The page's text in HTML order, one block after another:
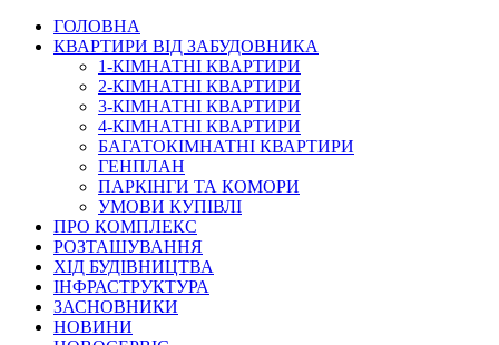
ГОЛОВНА
КВАРТИРИ ВІД ЗАБУДОВНИКА
1-КІМНАТНІ КВАРТИРИ
2-КІМНАТНІ КВАРТИРИ
3-КІМНАТНІ КВАРТИРИ
4-КІМНАТНІ КВАРТИРИ
БАГАТОКІМНАТНІ КВАРТИРИ
ГЕНПЛАН
ПАРКІНГИ ТА КОМОРИ
УМОВИ КУПІВЛІ
ПРО КОМПЛЕКС
РОЗТАШУВАННЯ
ХІД БУДІВНИЦТВА
ІНФРАСТРУКТУРА
ЗАСНОВНИКИ
НОВИНИ